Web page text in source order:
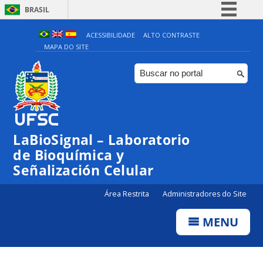
BRASIL
Simplifique!
Comunica BR
Participe
ACESSIBILIDADE
ALTO CONTRASTE
MAPA DO SITE
LaBioSignal – Laboratorio
de Bioquímica y
Señalización Celular
Área Restrita Administradores do Site
MENU